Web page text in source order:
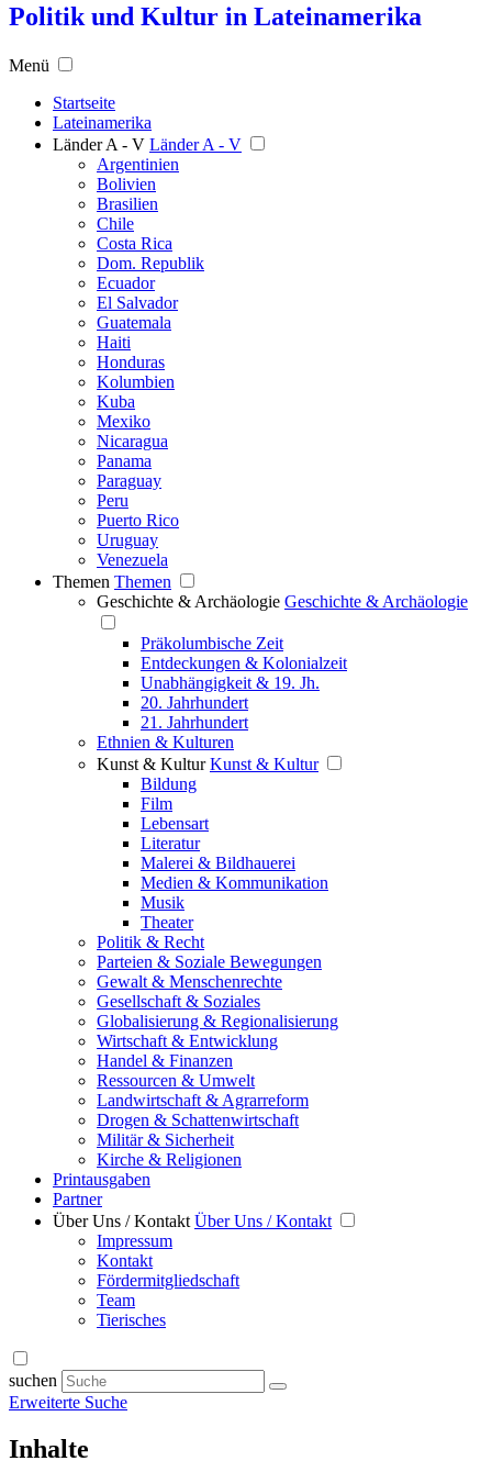
Politik und Kultur in Lateinamerika
Menü
Startseite
Lateinamerika
Länder A - V Länder A - V
Argentinien
Bolivien
Brasilien
Chile
Costa Rica
Dom. Republik
Ecuador
El Salvador
Guatemala
Haiti
Honduras
Kolumbien
Kuba
Mexiko
Nicaragua
Panama
Paraguay
Peru
Puerto Rico
Uruguay
Venezuela
Themen Themen
Geschichte & Archäologie Geschichte & Archäologie
Präkolumbische Zeit
Entdeckungen & Kolonialzeit
Unabhängigkeit & 19. Jh.
20. Jahrhundert
21. Jahrhundert
Ethnien & Kulturen
Kunst & Kultur Kunst & Kultur
Bildung
Film
Lebensart
Literatur
Malerei & Bildhauerei
Medien & Kommunikation
Musik
Theater
Politik & Recht
Parteien & Soziale Bewegungen
Gewalt & Menschenrechte
Gesellschaft & Soziales
Globalisierung & Regionalisierung
Wirtschaft & Entwicklung
Handel & Finanzen
Ressourcen & Umwelt
Landwirtschaft & Agrarreform
Drogen & Schattenwirtschaft
Militär & Sicherheit
Kirche & Religionen
Printausgaben
Partner
Über Uns / Kontakt Über Uns / Kontakt
Impressum
Kontakt
Fördermitgliedschaft
Team
Tierisches
suchen
Erweiterte Suche
Inhalte